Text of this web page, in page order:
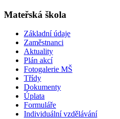
Mateřská škola
Základní údaje
Zaměstnanci
Aktuality
Plán akcí
Fotogalerie MŠ
Třídy
Dokumenty
Úplata
Formuláře
Individuální vzdělávání